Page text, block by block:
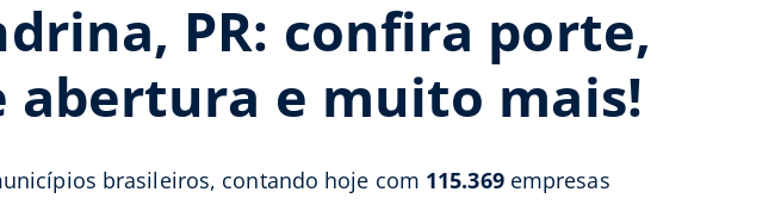
PR: confira porte,
abertura e muito mais!
brasileiros, contando hoje com 115.369empresas